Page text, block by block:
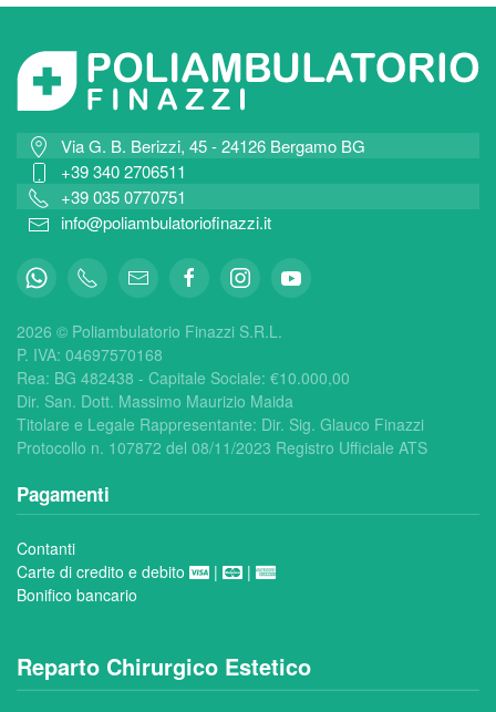
Via G. B. Berizzi, 45 - 24126 Bergamo BG
+39 340 2706511
+39 035 0770751
info@poliambulatoriofinazzi.it
2026 © Poliambulatorio Finazzi S.R.L.
P. IVA: 04697570168
Rea: BG 482438 - Capitale Sociale: €10.000,00
Dir. San. Dott. Massimo Maurizio Maida
Titolare e Legale Rappresentante: Dir. Sig. Glauco Finazzi
Protocollo n. 107872 del 08/11/2023 Registro Ufficiale ATS
Pagamenti
Contanti
Carte di credito e debito
|
|
Bonifico bancario
Reparto Chirurgico Estetico